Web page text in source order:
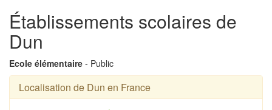
Établissements scolaires de
Dun
Ecole élémentaire - Public
Localisation de Dun en France